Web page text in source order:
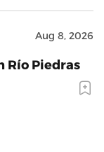
Aug 8, 2026
Río Piedras